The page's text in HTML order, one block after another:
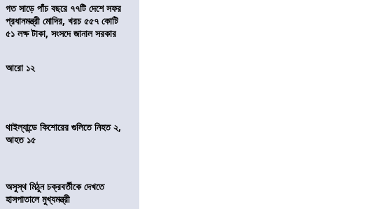
গত সাড়ে পাঁচ বছরে ৭৭টি দেশে সফর
প্রধানমন্ত্রী মোদির, খরচ ৫৫৭ কোটি
৫১ লক্ষ টাকা, সংসদে জানাল সরকার
আরো ১২
থাইল্যান্ডে কিশোরের গুলিতে নিহত ২,
আহত ১৫
অসুস্থ মিঠুন চক্রবর্তীকে দেখতে
হাসপাতালে মুখ্যমন্ত্রী